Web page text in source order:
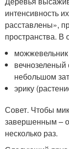
интенсивность
расставлены»,
пространства. В
небольшом
эрику
Совет. Чтобы
завершенным –
несколько раз.